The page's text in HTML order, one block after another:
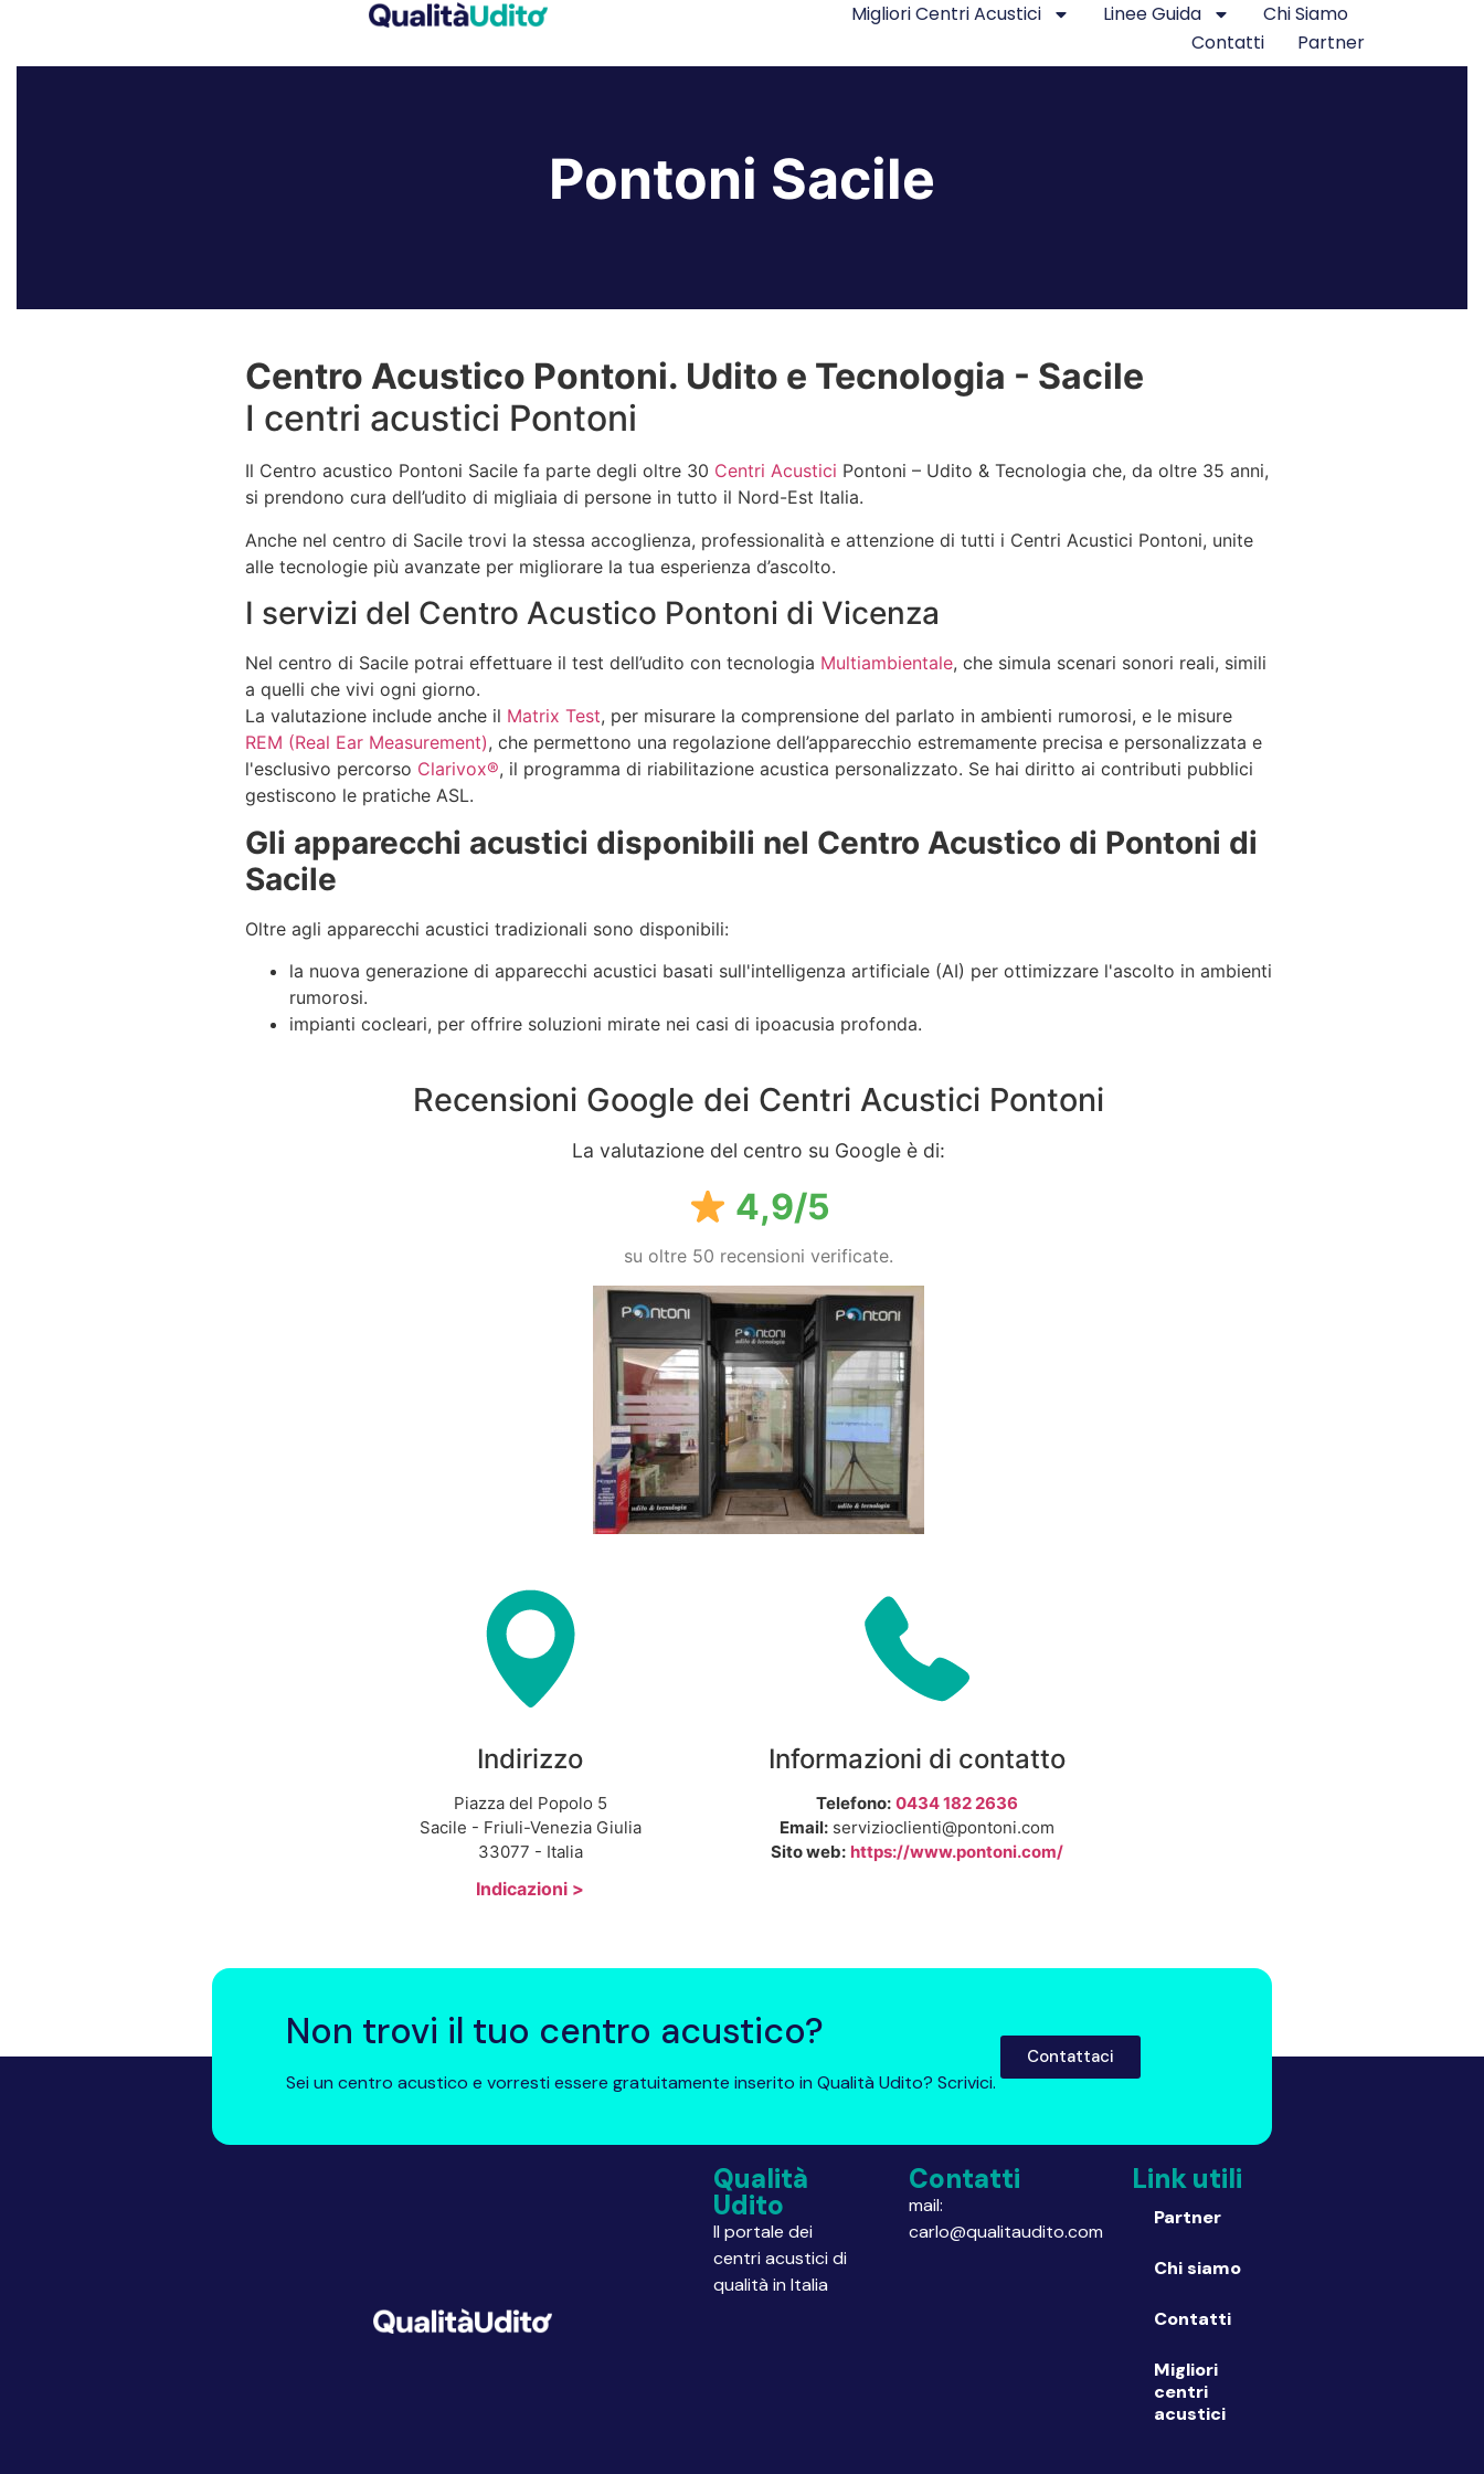
Migliori Centri Acustici Linee Guida
Chi Siamo
Contatti
Partner
Pontoni Sacile
Centro Acustico Pontoni. Udito e Tecnologia - Sacile
I centri acustici Pontoni
Il Centro acustico Pontoni Sacile fa parte degli oltre 30 Centri Acustici Pontoni – Udito & Tecnologia che, da oltre 35 anni,
si prendono cura dell’udito di migliaia di persone in tutto il Nord-Est Italia.
Anche nel centro di Sacile trovi la stessa accoglienza, professionalità e attenzione di tutti i Centri Acustici Pontoni, unite
alle tecnologie più avanzate per migliorare la tua esperienza d’ascolto.
I servizi del Centro Acustico Pontoni di Vicenza
Nel centro di Sacile potrai effettuare il test dell’udito con tecnologia Multiambientale, che simula scenari sonori reali, simili
a quelli che vivi ogni giorno.
La valutazione include anche il Matrix Test, per misurare la comprensione del parlato in ambienti rumorosi, e le misure
REM (Real Ear Measurement), che permettono una regolazione dell’apparecchio estremamente precisa e personalizzata e
l'esclusivo percorso Clarivox®, il programma di riabilitazione acustica personalizzato. Se hai diritto ai contributi pubblici
gestiscono le pratiche ASL.
Gli apparecchi acustici disponibili nel Centro Acustico di Pontoni di
Sacile
Oltre agli apparecchi acustici tradizionali sono disponibili:
la nuova generazione di apparecchi acustici basati sull'intelligenza artificiale (AI) per ottimizzare l'ascolto in ambienti
rumorosi.
impianti cocleari, per offrire soluzioni mirate nei casi di ipoacusia profonda.
Recensioni Google dei Centri Acustici Pontoni
La valutazione del centro su Google è di:
4,9/5
su oltre 50 recensioni verificate.
Indirizzo
Piazza del Popolo 5
Sacile - Friuli-Venezia Giulia
33077 - Italia
Indicazioni >
Informazioni di contatto
Telefono: 0434 182 2636
Email:servizioclienti@pontoni.com
Sito web: https://www.pontoni.com/
Non trovi il tuo centro acustico?
Sei un centro acustico e vorresti essere gratuitamente inserito in Qualità Udito? Scrivici.
Contattaci
Qualità
Udito
Il portale dei
centri acustici di
qualità in Italia
Contatti
mail:
carlo@qualitaudito.com
Link utili
Partner
Chi siamo
Contatti
Migliori
centri
acustici